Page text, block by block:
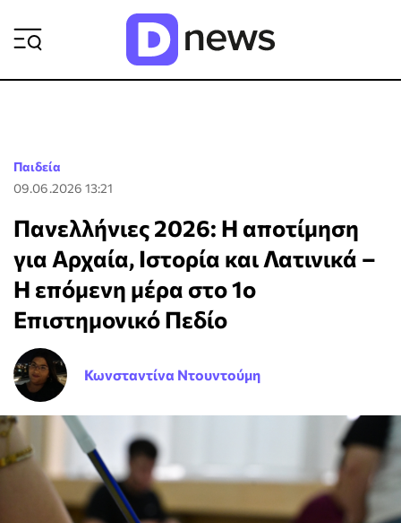
Παιδεία
09.06.2026 13:21
Πανελλήνιες 2026: Η αποτίμηση
για Αρχαία, Ιστορία και Λατινικά –
Η επόμενη μέρα στο 1ο
Επιστημονικό Πεδίο
Κωνσταντίνα Ντουντούμη